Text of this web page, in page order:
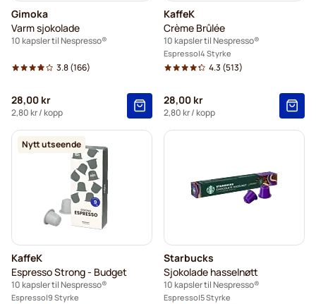
Gimoka
Varm sjokolade
10 kapsler til Nespresso®
3.8(166)
28,00 kr
2,80 kr/ kopp
KaffeK
Crème Brûlée
10 kapsler til Nespresso®
Espresso 4 Styrke
4.3 (513)
28,00 kr
2,80 kr/ kopp
Nytt utseende
KaffeK
Espresso Strong - Budget
10 kapsler til Nespresso®
Espresso 9 Styrke
Starbucks
Sjokolade hasselnøtt
10 kapsler til Nespresso®
Espresso 5 Styrke